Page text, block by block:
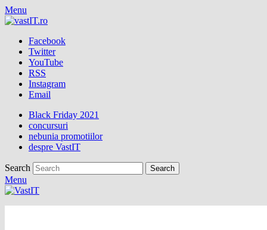
Menu
Facebook
Twitter
YouTube
RSS
Instagram
Email
Black Friday 2021
concursuri
nebunia promotiilor
despre VastIT
Search
Menu